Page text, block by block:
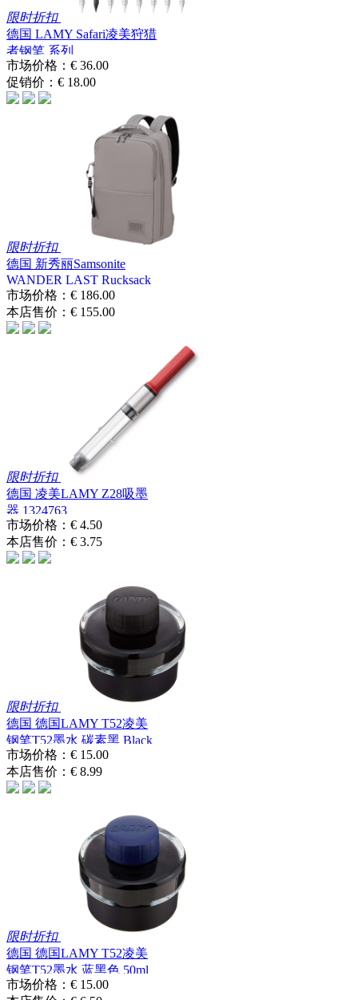
限时折扣
德国 LAMY Safari凌美狩猎
者钢笔 系列
市场价格： € 36.00
促销价： € 18.00
限时折扣
德国 新秀丽Samsonite
WANDER LAST Rucksack
廉航作...
市场价格： € 186.00
本店售价： € 155.00
限时折扣
德国 凌美LAMY Z28吸墨
器 1324763
市场价格： € 4.50
本店售价： € 3.75
限时折扣
德国 德国LAMY T52凌美
钢笔T52墨水 碳素黑 Black
50ml 12...
市场价格： € 15.00
本店售价： € 8.99
限时折扣
德国 德国LAMY T52凌美
钢笔T52墨水 蓝黑色 50ml
1208936
市场价格： € 15.00